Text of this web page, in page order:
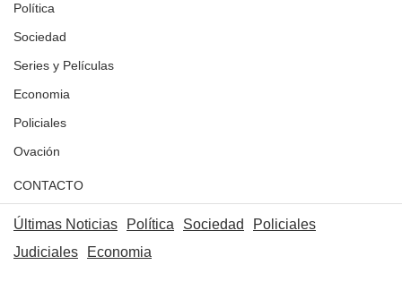
Política
Sociedad
Series y Películas
Economia
Policiales
Ovación
CONTACTO
Últimas Noticias Política Sociedad
Policiales
Judiciales
Economia